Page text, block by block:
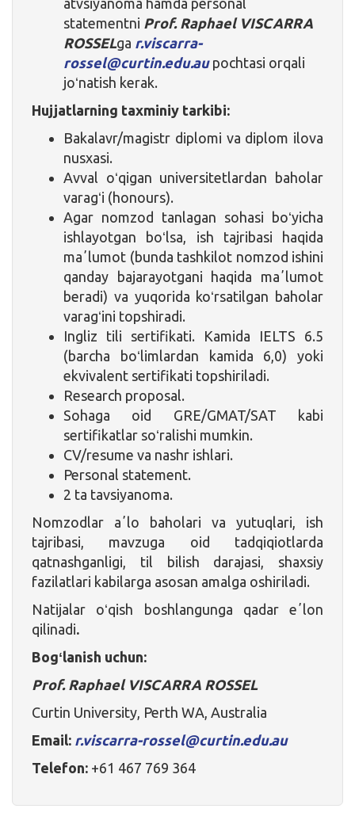
statementni Prof. Raphael VISCARRA
ROSSELga r.viscarra-
rossel@curtin.edu.aupochtasi orqali
joʻnatish kerak.
Hujjatlarning taxminiy tarkibi:
Bakalavr/magistr diplomi va diplom ilova
nusxasi.
Avval oʻqigan universitetlardan baholar
varagʻi (honours).
Agar nomzod tanlagan sohasi boʻyicha
ishlayotgan boʻlsa, ish tajribasi haqida
maʼlumot (bunda tashkilot nomzod ishini
qanday bajarayotgani haqida maʼlumot
beradi) va yuqorida koʻrsatilgan baholar
varagʻini topshiradi.
Ingliz tili sertifikati. Kamida IELTS 6.5
(barcha boʻlimlardan kamida 6,0) yoki
ekvivalent sertifikati topshiriladi.
Research proposal.
Sohaga oid GRE/GMAT/SAT kabi
sertifikatlar soʻralishi mumkin.
CV/resume va nashr ishlari.
Personal statement.
2 ta tavsiyanoma.
Nomzodlar aʼlo baholari va yutuqlari, ish
tajribasi, mavzuga oid tadqiqiotlarda
qatnashganligi, til bilish darajasi, shaxsiy
fazilatlari kabilarga asosan amalga oshiriladi.
Natijalar oʻqish boshlangunga qadar eʼlon
qilinadi.
Bogʻlanish uchun:
Prof. Raphael VISCARRA ROSSEL
Curtin University, Perth WA, Australia
Email: r.viscarra-rossel@curtin.edu.au
Telefon: +61 467 769 364